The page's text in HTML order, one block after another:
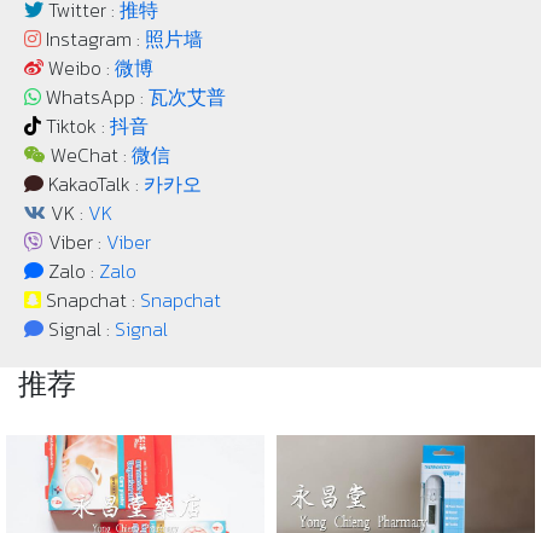
Twitter : 推特
Instagram : 照片墙
Weibo : 微博
WhatsApp : 瓦次艾普
Tiktok : 抖音
WeChat : 微信
KakaoTalk : 카카오
VK : VK
Viber : Viber
Zalo : Zalo
Snapchat : Snapchat
Signal : Signal
推荐